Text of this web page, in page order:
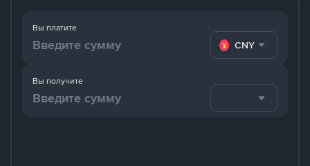
Вы платите
CNY
Вы получите